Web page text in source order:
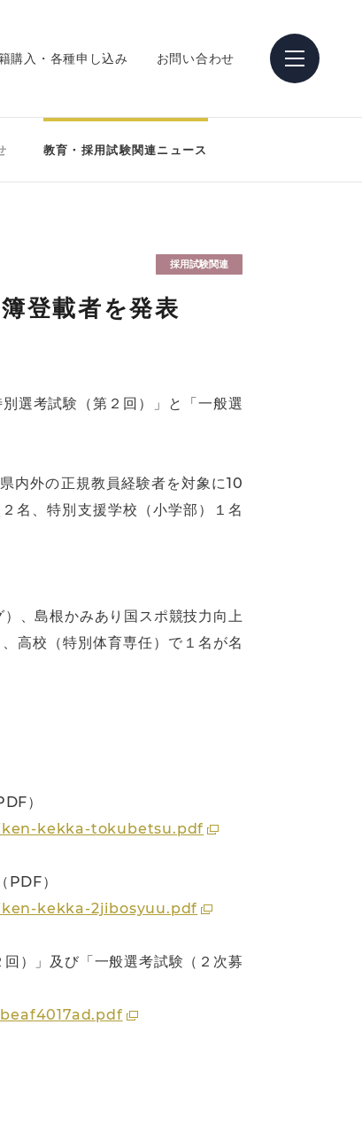
購入・各種申し込み お問い合わせ
教育・採用試験関連ニュース
採用試験関連
登載者を発表
選考試験（第２回）」と「一般選
内外の正規教員経験者を対象に10
名、特別支援学校（小学部）１名
、島根かみあり国スポ競技力向上
高校（特別体育専任）で１名が名
）
kekka-tokubetsu.pdf
PDF）
kekka-2jibosyuu.pdf
）」及び「一般選考試験（２次募